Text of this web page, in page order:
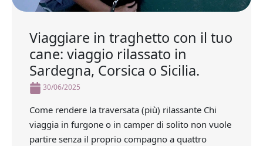
Viaggiare in traghetto con il tuo
cane: viaggio rilassato in
Sardegna, Corsica o Sicilia.
30/06/2025
Come rendere la traversata (più) rilassante Chi
viaggia in furgone o in camper di solito non vuole
partire senza il proprio compagno a quattro